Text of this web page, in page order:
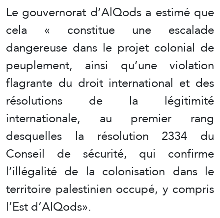
Le gouvernorat d’AlQods a estimé que
cela « constitue une escalade
dangereuse dans le projet colonial de
peuplement, ainsi qu’une violation
flagrante du droit international et des
résolutions de la légitimité
internationale, au premier rang
desquelles la résolution 2334 du
Conseil de sécurité, qui confirme
l’illégalité de la colonisation dans le
territoire palestinien occupé, y compris
l’Est d’AlQods».